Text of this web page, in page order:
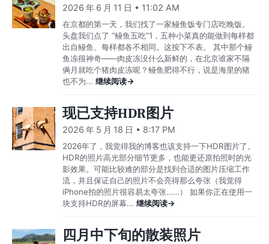
2026 年 6 月 11 日 • 11:02 AM
在京都的第一天，我们找了一家鳗鱼饭专门店吃晚饭。
头盘我们点了 “鳗鱼五吃”1，五种小菜真的能做到每样都
出自鳗鱼、每样都各不相同。这按下不表。 其中那个鳗
鱼冻很神奇——肉皮冻没什么新鲜的，在北京谁家不隔
俩月就吃个猪肉皮冻呢？鳗鱼肥得不行，说是海里的猪
也不为... 继续阅读→
现已支持HDR图片
2026 年 5 月 18 日 • 8:17 PM
2026年了，我觉得我的博客也该支持一下HDR图片了。
HDR的照片高光部分细节更多，也能更还原拍照时的光
影效果。可能比较难的部分是找到合适的图片压缩工作
流，并且保证自己的照片不会亮得那么夸张（我觉得
iPhone拍的照片很容易太夸张……） 如果你正在使用一
块支持HDR的屏幕... 继续阅读→
四月中下旬的散装照片